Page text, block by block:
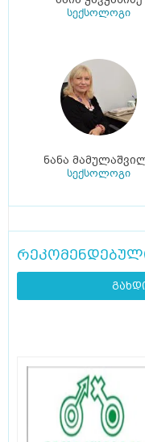
სექსოლოგი
ნანა
სექსოლოგი